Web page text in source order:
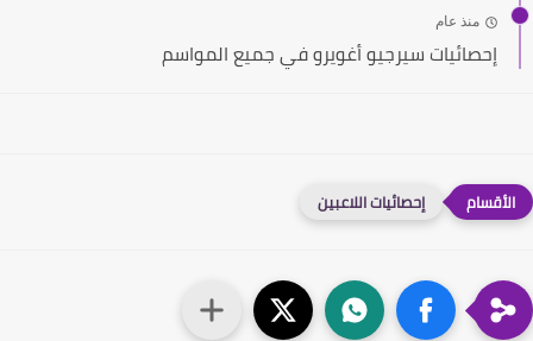
منذ عام
إحصائيات سيرجيو أغويرو في جميع المواسم
إحصائيات اللاعبين